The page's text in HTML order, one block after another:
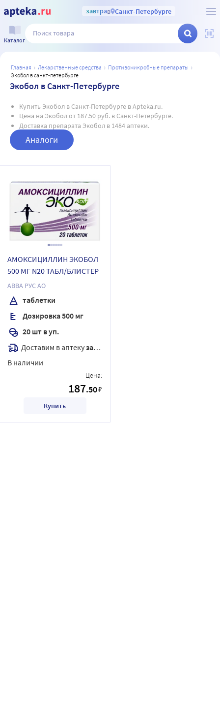
завтрав Санкт-Петербурге
Каталог
главная лекарственные средства
противомикробные препараты
экобол в санкт-петербурге
Экобол в Санкт-Петербурге
Купить Экобол в Санкт-Петербурге в Apteka.ru.
Цена на Экобол от 187.50 руб. в Санкт-Петербурге.
Доставка препарата Экобол в 1484 аптеки.
Аналоги
АМОКСИЦИЛЛИН ЭКОБОЛ
500 МГ N20 ТАБЛ/БЛИСТЕР
АВВА РУС АО
таблетки
Дозировка 500 мг
20 шт в уп.
Доставим в аптекузавтра
В наличии
Цена:
187.50₽
Купить